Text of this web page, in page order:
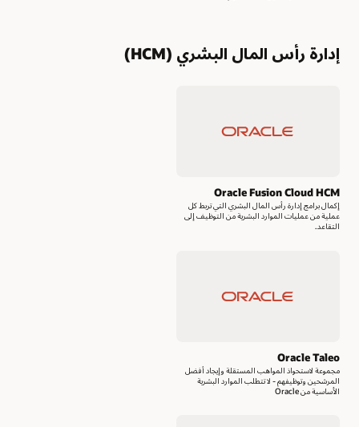
إدارة رأس المال البشري (HCM)
Oracle Fusion Cloud HCM
إكمال برامج إدارة رأس المال البشري التي تربط كل
عملية من عمليات الموارد البشرية من التوظيف إلى
التقاعد.
Oracle Taleo
مجموعة لاستحواذ المواهب المستقلة وإيجاد أفضل
المرشحين وتوظيفهم - لا تتطلب الموارد البشرية
الأساسية من Oracle